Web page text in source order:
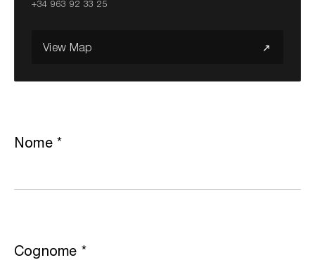
+34 963 92 33 25
View Map
Nome*
Cognome *